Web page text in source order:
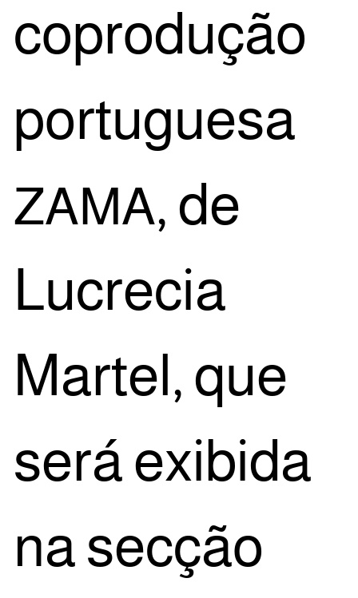
copro­du­ção
por­tu­gue­sa
ZAMA, de
Lucre­cia
Mar­tel, que
será exi­bi­da
na sec­ção